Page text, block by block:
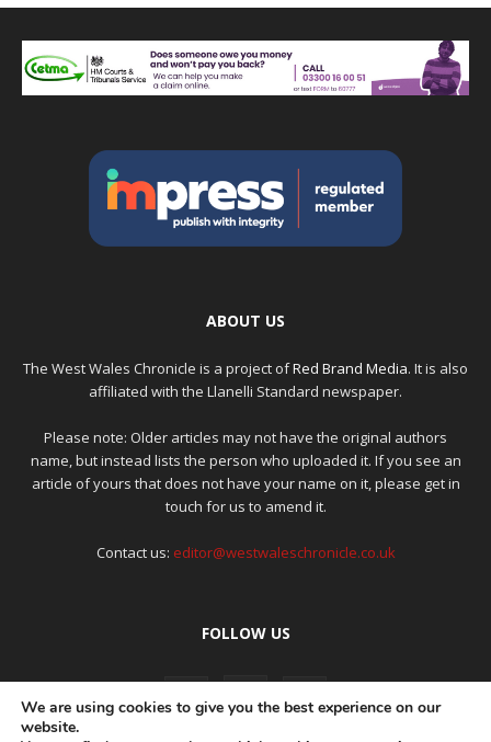
ABOUT US
The West Wales Chronicle is a project ofRed Brand Media. It is also
affiliated with the Llanelli Standard newspaper.
Please note: Older articles may not have the original authors
name, but instead lists the person who uploaded it. If you see an
article of yours that does not have your name on it, please get in
touch for us to amend it.
Contact us: editor@westwaleschronicle.co.uk
FOLLOW US
We are using cookies to give you the best experience on our
website.